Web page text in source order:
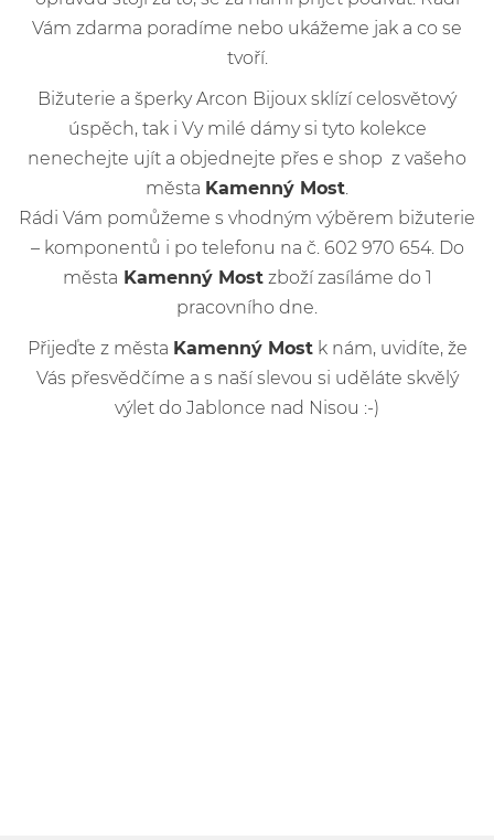
Vám zdarma poradíme nebo ukážeme jak a co se
tvoří.
Bižuterie a šperky Arcon Bijoux sklízí celosvětový
úspěch, tak i Vy milé dámy si tyto kolekce
nenechejte ujít a objednejte přes e shop z vašeho
města Kamenný Most
Rádi Vám pomůžeme s vhodným výběrem bižuterie
– komponentů i po telefonu na č. 602 970 654. Do
města Kamenný Mostzboží zasíláme do 1
pracovního dne.
Přijeďte z města Kamenný Mostk nám, uvidíte, že
Vás přesvědčíme a s naší slevou si uděláte skvělý
výlet do Jablonce nad Nisou :-)